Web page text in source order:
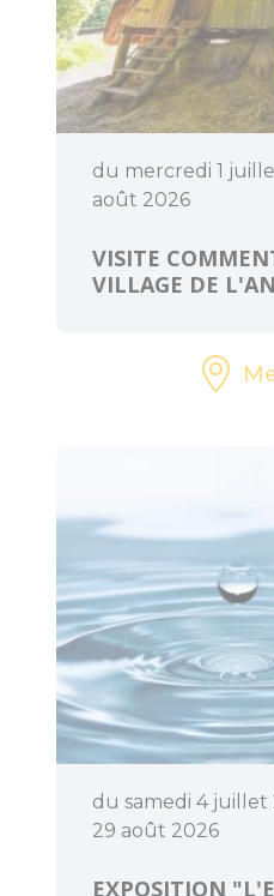
du mercredi 1
août 2026
VISITE
VILLAGE DE
du samedi 4 juillet
29 août 2026
EXPOSITION